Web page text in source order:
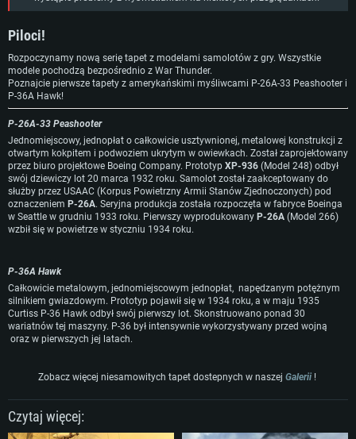
WYMAGANIA SYSTEMOWE
For PC
For MAC
For Linux
Minimalne
OS: Windows 10 (64 bit)
Pamięć: 4GB
Karta graficzna: Karta obsługująca DirectX 11: AMD Radeon 77XX / NVIDIA
GeForce GTX 660. Minimalna rozdzielczość to 720p
Połączenie sieciowe: Internet szerokopasmowy
Dysk twardy: 22.1 GB (minimalny klient)
Rekomendowane
OS: Windows 10/11 (64 bit)
Procesor: Intel Core i5 lub Ryzen 5 3600
Minimalne
OS: Mac OS Big Sur 11.0 lub nowszy
Pamięć: 6 GB
Karta graficzna: Intel Iris Pro 5200 (Mac) lub podobna od AMD/Nvidia.
Minimalna rozdzielczość to 720p.
Połączenie sieciowe: Internet szerokopasmowy
Dysk twardy: 22.1 GB (minimalny klient)
Rekomendowane
OS: Mac OS Big Sur 11.0 lub nowszy
Procesor: Intel Core i7 (Xeon nie jest wspierany)
Minimalne
OS: Ostatnie wydania 64bit Linux
Pamięć: 4 GB
Karta graficzna: NVIDIA 660 z nowymi sterownikami (nie starsze niż 6
miesięcy) / podobna od AMD z nowymi sterownikami (nie starsze niż 6
miesięcy) (minimalna rozdzielczość to 720p) ze wsparciem Vulkan
Połączenie sieciowe: Internet szerokopasmowy
Rekomendowane
OS: Ubuntu 20.04 64bit
Procesor: Intel Core i7
Piloci!
Rozpoczynamy nową serię tapet z modelami samolotów z gry. Wszystkie
modele pochodzą bezpośrednio z War Thunder.
Poznajcie pierwsze tapety z amerykańskimi myśliwcami P-26A-33 Peashooter i
P-36A Hawk!
P-26A-33 Peashooter
Jednomiejscowy, jednopłat o całkowicie usztywnionej, metalowej konstrukcji z
otwartym kokpitem i podwoziem ukrytym w owiewkach. Został zaprojektowany
przez biuro projektowe Boeing Company. Prototyp XP-936 (Model 248) odbył
swój dziewiczy lot 20 marca 1932 roku. Samolot został zaakceptowany do
służby przez USAAC (Korpus Powietrzny Armii Stanów Zjednoczonych) pod
oznaczeniem P-26A. Seryjna produkcja została rozpoczęta w fabryce Boeinga
w Seattle w grudniu 1933 roku. Pierwszy wyprodukowany P-26A (Model 266)
wzbił się w powietrze w styczniu 1934 roku.
P-36A Hawk
Całkowicie metalowym, jednomiejscowym jednopłat, napędzanym potężnym
silnikiem gwiazdowym. Prototyp pojawił się w 1934 roku, a w maju 1935
Curtiss P-36 Hawk odbył swój pierwszy lot. Skonstruowano ponad 30
wariatnów tej maszyny. P-36 był intensywnie wykorzystywany przed wojną
oraz w pierwszych jej latach.
Zobacz więcej niesamowitych tapet dostepnych w naszej Galerii!
Czytaj więcej: